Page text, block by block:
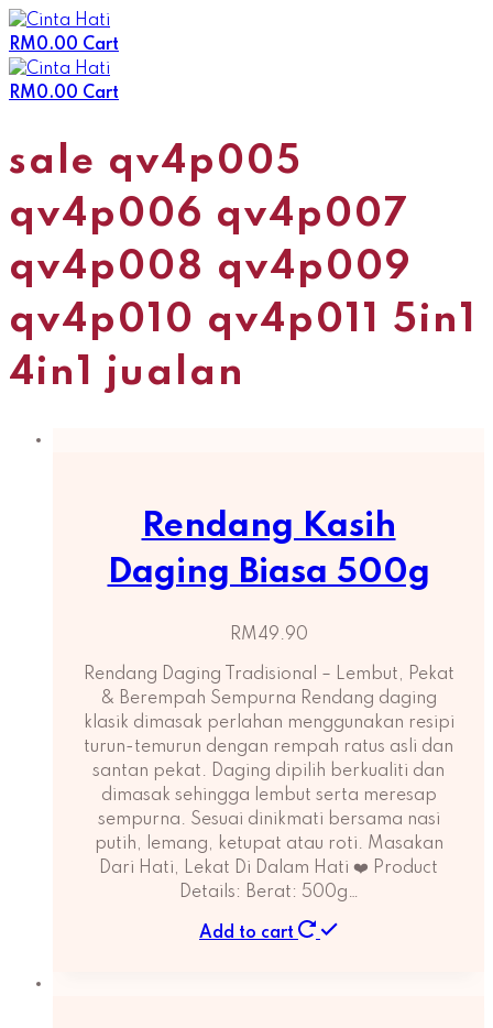
Skip
to
content
RM0.00 Cart
RM0.00 Cart
sale qv4p005
qv4p006 qv4p007
qv4p008 qv4p009
qv4p010 qv4p011 5in1
4in1 jualan
Rendang Kasih
Daging Biasa 500g
RM49.90
Rendang Daging Tradisional – Lembut, Pekat
& Berempah Sempurna Rendang daging
klasik dimasak perlahan menggunakan resipi
turun-temurun dengan rempah ratus asli dan
santan pekat. Daging dipilih berkualiti dan
dimasak sehingga lembut serta meresap
sempurna. Sesuai dinikmati bersama nasi
putih, lemang, ketupat atau roti. Masakan
Dari Hati, Lekat Di Dalam Hati ❤️ Product
Details: Berat: 500g…
Add to cart